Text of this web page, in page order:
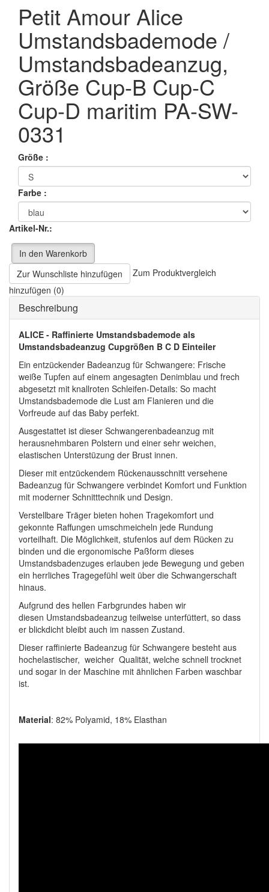
Petit Amour Alice
Umstandsbademode /
Umstandsbadeanzug,
Größe Cup-B Cup-C
Cup-D maritim PA-SW-
0331
Größe :
Farbe :
Artikel-Nr.:
In den Warenkorb
Zur Wunschliste hinzufügen
Zum Produktvergleich
hinzufügen (0)
Beschreibung
ALICE - Raffinierte Umstandsbademode als
Umstandsbadeanzug Cupgrößen B C D Einteiler
Ein entzückender Badeanzug für Schwangere: Frische
weiße Tupfen auf einem angesagten Denimblau und frech
abgesetzt mit knallroten Schleifen-Details: So macht
Umstandsbademode die Lust am Flanieren und die
Vorfreude auf das Baby perfekt.
Ausgestattet ist dieser Schwangerenbadeanzug mit
herausnehmbaren Polstern und einer sehr weichen,
elastischen Unterstüzung der Brust innen.
Dieser mit entzückendem Rückenausschnitt versehene
Badeanzug für Schwangere verbindet Komfort und Funktion
mit moderner Schnitttechnik und Design.
Verstellbare Träger bieten hohen Tragekomfort und
gekonnte Raffungen umschmeicheln jede Rundung
vorteilhaft. Die Möglichkeit, stufenlos auf dem Rücken zu
binden und die ergonomische Paßform dieses
Umstandsbadenzuges erlauben jede Bewegung und geben
ein herrliches Tragegefühl weit über die Schwangerschaft
hinaus.
Aufgrund des hellen Farbgrundes haben wir
diesen Umstandsbadeanzug teilweise unterfüttert, so dass
er blickdicht bleibt auch im nassen Zustand.
Dieser raffinierte Badeanzug für Schwangere besteht aus
hochelastischer, weicher Qualität, welche schnell trocknet
und sogar in der Maschine mit ähnlichen Farben waschbar
ist.
Material: 82% Polyamid, 18% Elasthan